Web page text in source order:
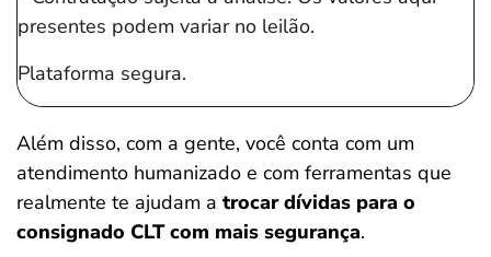
presentes podem variar no leilão.
Plataforma segura.
Além disso, com a gente, você conta com um
atendimento humanizado e com ferramentas que
realmente te ajudam a trocar dívidas para o
consignado CLT com mais segurança.